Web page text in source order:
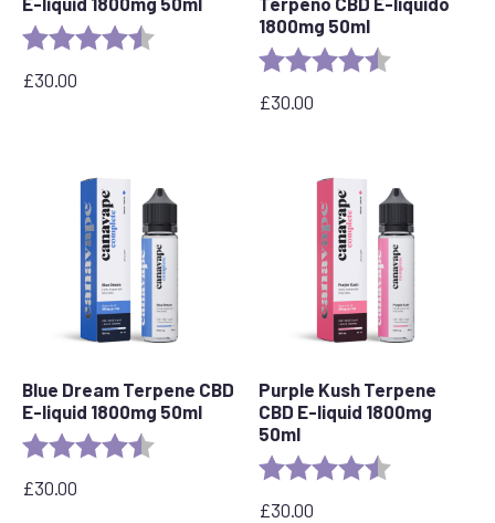
Rating: 4.5 out of 5 stars
£30.00
1800mg 50ml
Rating:
£30.00
Blue Dream Terpene CBD
E-liquid 1800mg 50ml
Rating: 4.8 out of 5 stars
£30.00
Purple Kush Terpene
CBD E-liquid 1800mg
50ml
Rating:
£30.00